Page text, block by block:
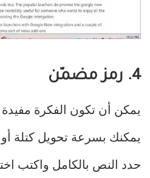
4. رمز مضمّن
يمكن أن تكون الفكرة
يمكنك بسرعة تحويل كتلة